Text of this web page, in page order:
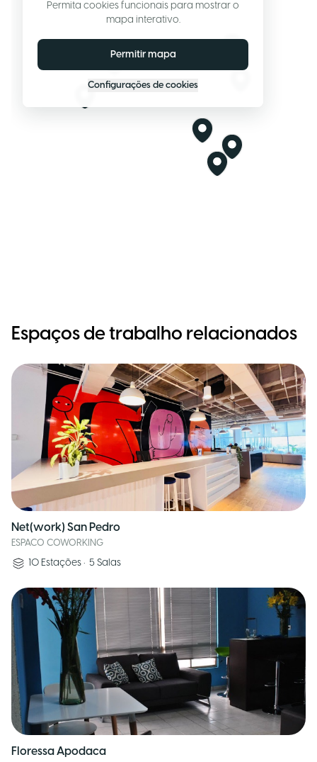
Permita cookies funcionais para mostrar o
mapa interativo.
Permitir mapa
Configurações de cookies
Espaços de trabalho relacionados
Net(work) San Pedro
ESPACO COWORKING
10 Estações • 5 Salas
Floressa Apodaca